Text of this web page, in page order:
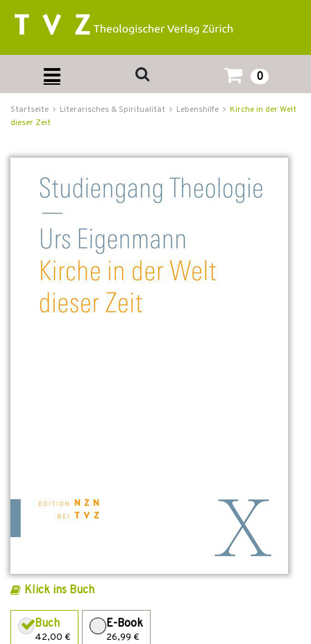
0
Startseite Literarisches & Spiritualität Lebenshilfe
Kirche in der Welt
dieser Zeit
Klick ins Buch
Buch
42,00 €
E-Book
26,99 €